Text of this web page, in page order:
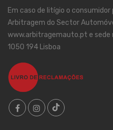
Em caso de litígio o
Arbitragem do Sector
www.arbitragemauto.pt e sede
1050 194 Lisboa